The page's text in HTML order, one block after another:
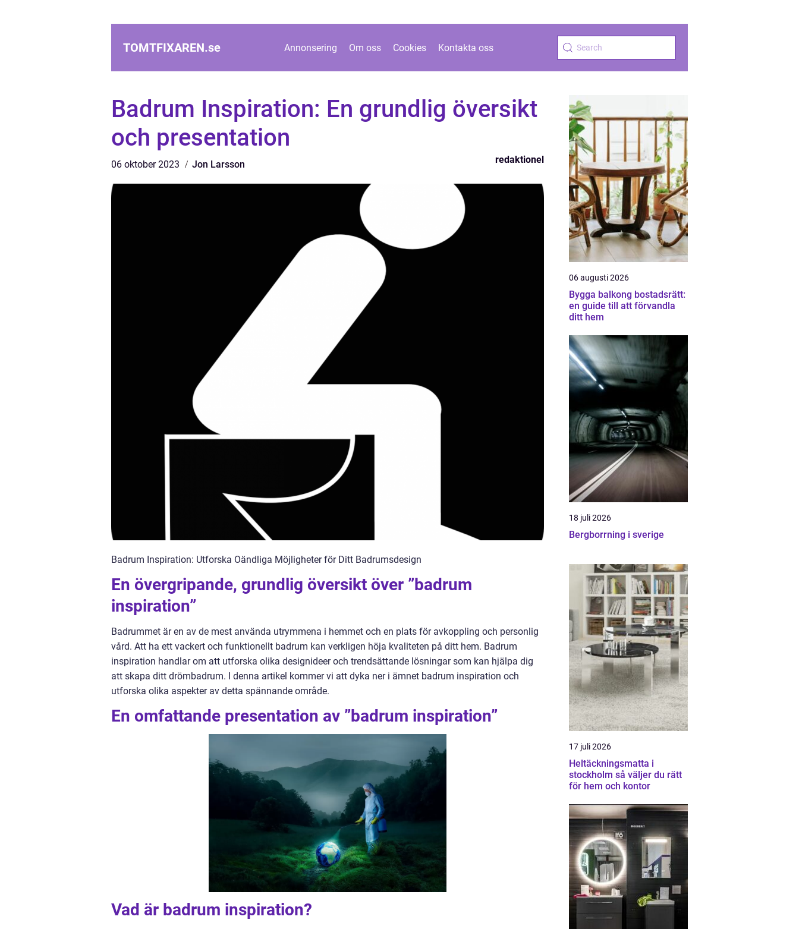
TOMTFIXAREN.se Annonsering Om oss Cookies Kontakta oss
Badrum Inspiration: En grundlig översikt
och presentation
06 oktober 2023 Jon Larsson redaktionel
Badrum Inspiration: Utforska Oändliga Möjligheter för Ditt Badrumsdesign
En övergripande, grundlig översikt över ”badrum
inspiration”
Badrummet är en av de mest använda utrymmena i hemmet och en plats för avkoppling och personlig
vård. Att ha ett vackert och funktionellt badrum kan verkligen höja kvaliteten på ditt hem. Badrum
inspiration handlar om att utforska olika designideer och trendsättande lösningar som kan hjälpa dig
att skapa ditt drömbadrum. I denna artikel kommer vi att dyka ner i ämnet badrum inspiration och
utforska olika aspekter av detta spännande område.
En omfattande presentation av ”badrum inspiration”
Vad är badrum inspiration?
06 augusti 2026
Bygga balkong bostadsrätt:
en guide till att förvandla
ditt hem
18 juli 2026
Bergborrning i sverige
17 juli 2026
Heltäckningsmatta i
stockholm så väljer du rätt
för hem och kontor